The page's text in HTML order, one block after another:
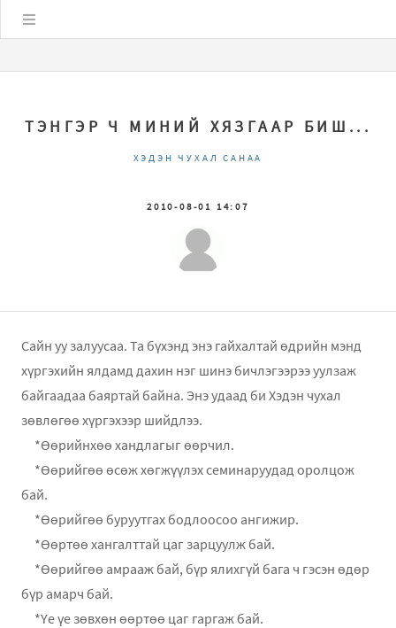
ТЭНГЭР Ч МИНИЙ ХЯЗГААР БИШ...
ХЭДЭН ЧУХАЛ САНАА
2010-08-01 14:07
Сайн уу залуусаа. Та бүхэнд энэ гайхалтай өдрийн мэнд
хүргэхийн ялдамд дахин нэг шинэ бичлэгээрээ уулзаж
байгаадаа баяртай байна. Энэ удаад би Хэдэн чухал
зөвлөгөө хүргэхээр шийдлээ.
*Өөрийнхөө хандлагыг өөрчил.
*Өөрийгөө өсөж хөгжүүлэх семинаруудад оролцож
бай.
*Өөрийгөө буруутгах бодлоосоо ангижир.
*Өөртөө хангалттай цаг зарцуулж бай.
*Өөрийгөө амрааж бай, бүр ялихгүй бага ч гэсэн өдөр
бүр амарч бай.
*Үе үе зөвхөн өөртөө цаг гаргаж бай.